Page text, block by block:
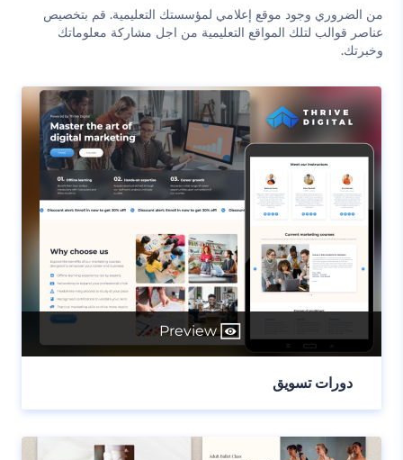
من الضروري وجود موقع إعلامي لمؤسستك التعليمية. قم بتخصيص
عناصر قوالب لتلك المواقع التعليمية من اجل مشاركة معلوماتك
وخبرتك.
Preview
دورات تسويق